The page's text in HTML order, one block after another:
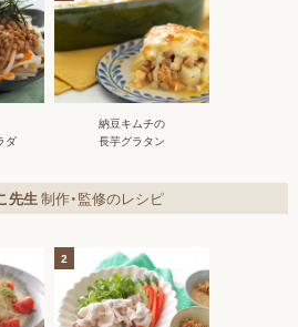
ダ
納豆キムチの
長芋グラタン
先生制作・監修のレシピ
2